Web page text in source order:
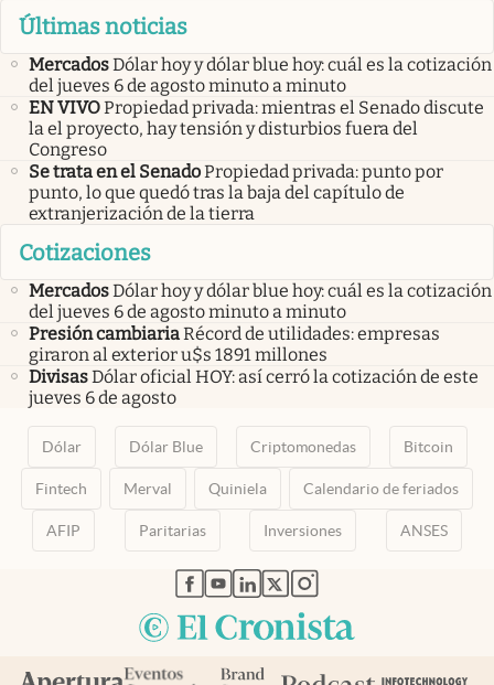
Últimas noticias
MercadosDólar hoy y dólar blue hoy: cuál es la cotización
del jueves 6 de agosto minuto a minuto
EN VIVOPropiedad privada: mientras el Senado discute
la el proyecto, hay tensión y disturbios fuera del
Congreso
Se trata en el SenadoPropiedad privada: punto por
punto, lo que quedó tras la baja del capítulo de
extranjerización de la tierra
Cotizaciones
MercadosDólar hoy y dólar blue hoy: cuál es la cotización
del jueves 6 de agosto minuto a minuto
Presión cambiariaRécord de utilidades: empresas
giraron al exterior u$s 1891 millones
DivisasDólar oficial HOY: así cerró la cotización de este
jueves 6 de agosto
Dólar Dólar Blue Criptomonedas Bitcoin
Fintech Merval Quiniela Calendario de feriados
AFIP Paritarias Inversiones ANSES
abre en nueva pestaña
abre en nueva pestaña
abre en nueva pestaña
abre en nueva pestaña
abre en nueva pestaña